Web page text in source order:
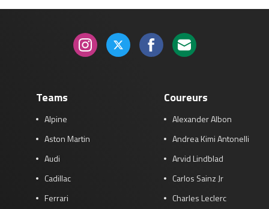
Race
zo 17:00 - 19:00
Teams
Alpine
Aston Martin
Audi
Cadillac
Ferrari
Coureurs
Alexander Albon
Andrea Kimi Antonelli
Arvid Lindblad
Carlos Sainz Jr
Charles Leclerc